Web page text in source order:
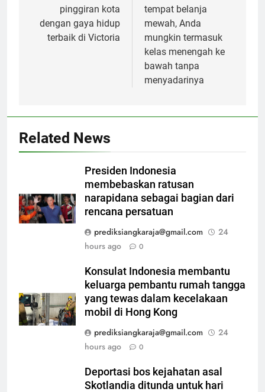
pinggiran kota
dengan gaya hidup
terbaik di Victoria
tempat belanja
mewah, Anda
mungkin termasuk
kelas menengah ke
bawah tanpa
menyadarinya
Related News
Presiden Indonesia
membebaskan ratusan
narapidana sebagai bagian dari
rencana persatuan
prediksiangkaraja@gmail.com
24
hours ago
0
Konsulat Indonesia membantu
keluarga pembantu rumah tangga
yang tewas dalam kecelakaan
mobil di Hong Kong
prediksiangkaraja@gmail.com
24
hours ago
0
Deportasi bos kejahatan asal
Skotlandia ditunda untuk hari